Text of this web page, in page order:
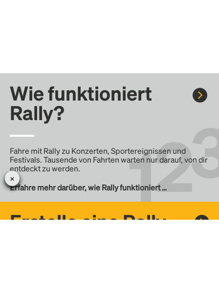
Wie funktioniert
Rally?
Fahre mit Rally zu Konzerten, Sportereignissen und
Festivals. Tausende von Fahrten warten nur darauf, von dir
entdeckt zu werden.
Erfahre mehr darüber, wie Rally funktioniert …
Erstelle eine Rally